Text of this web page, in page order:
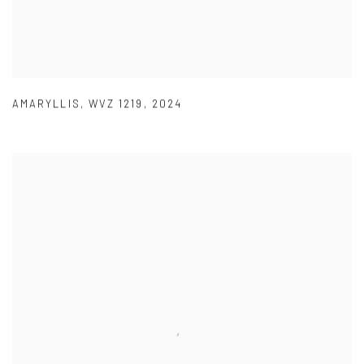
AMARYLLIS , WVZ 1219 , 2024